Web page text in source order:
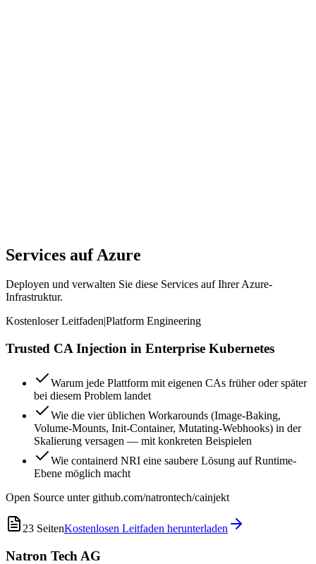
Services auf Azure
Deployen und verwalten Sie diese Services auf Ihrer Azure-
Infrastruktur.
Kostenloser Leitfaden|Platform Engineering
Trusted CA Injection in Enterprise Kubernetes
Warum jede Plattform mit eigenen CAs früher oder später
bei diesem Problem landet
Wie die vier üblichen Workarounds (Image-Baking,
Volume-Mounts, Init-Container, Mutating-Webhooks) in der
Skalierung versagen — mit konkreten Beispielen
Wie containerd NRI eine saubere Lösung auf Runtime-
Ebene möglich macht
Open Source unter github.com/natrontech/cainjekt
23 SeitenKostenlosen Leitfaden herunterladen
Natron Tech AG